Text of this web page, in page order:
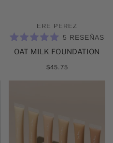
ERE PEREZ
5.0
ESTRELLAS
5 RESEÑAS
OAT MILK FOUNDATION
$45.75